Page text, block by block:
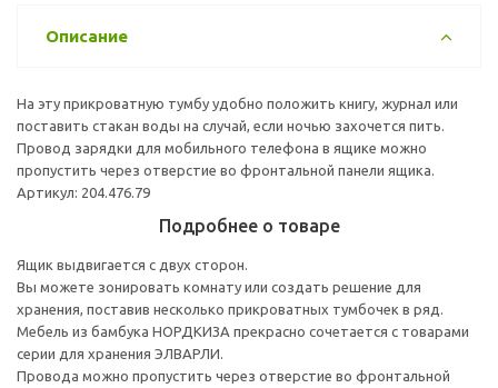
Описание
На эту прикроватную тумбу удобно положить книгу, журнал или
поставить стакан воды на случай, если ночью захочется пить.
Провод зарядки для мобильного телефона в ящике можно
пропустить через отверстие во фронтальной панели ящика.
Артикул: 204.476.79
Подробнее о товаре
Ящик выдвигается с двух сторон.
Вы можете зонировать комнату или создать решение для
хранения, поставив несколько прикроватных тумбочек в ряд.
Мебель из бамбука НОРДКИЗА прекрасно сочетается с товарами
серии для хранения ЭЛВАРЛИ.
Провода можно пропустить через отверстие во фронтальной